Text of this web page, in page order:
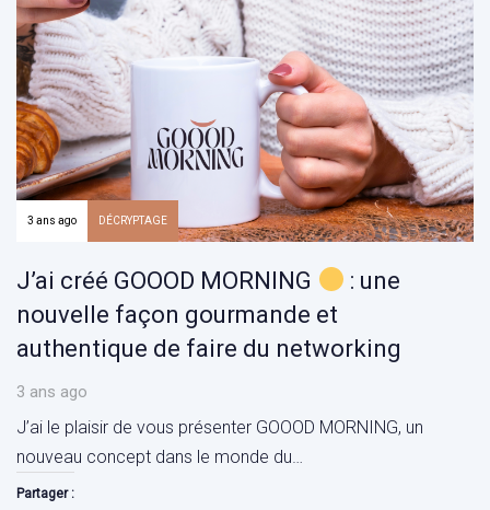
3 ans ago DÉCRYPTAGE
J’ai créé GOOOD MORNING
: une
nouvelle façon gourmande et
authentique de faire du networking
3 ans ago
J’ai le plaisir de vous présenter GOOOD MORNING, un
nouveau concept dans le monde du…
Partager :